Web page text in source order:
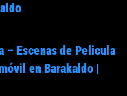
– Escenas de Pelicula
en Barakaldo |